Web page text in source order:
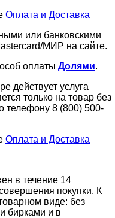
Оплата и Доставка
или банковскими
МИР на сайте.
оплаты Долями.
действует услуга
только на товар без
телефону 8 (800) 500-
Оплата и Доставка
в течение 14
покупки. К
виде: без
бирками и в